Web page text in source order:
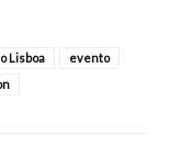
Lisboa
evento